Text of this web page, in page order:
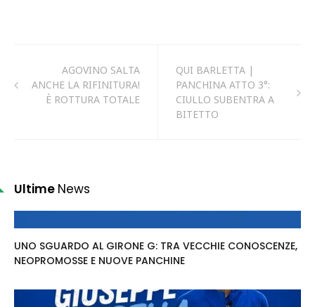
AGOVINO SALTA
ANCHE LA RIFINITURA!
È ROTTURA TOTALE
QUI BARLETTA |
PANCHINA ATTO 3°:
CIULLO SUBENTRA A
BITETTO
Ultime News
UNO SGUARDO AL GIRONE G: TRA VECCHIE CONOSCENZE,
NEOPROMOSSE E NUOVE PANCHINE